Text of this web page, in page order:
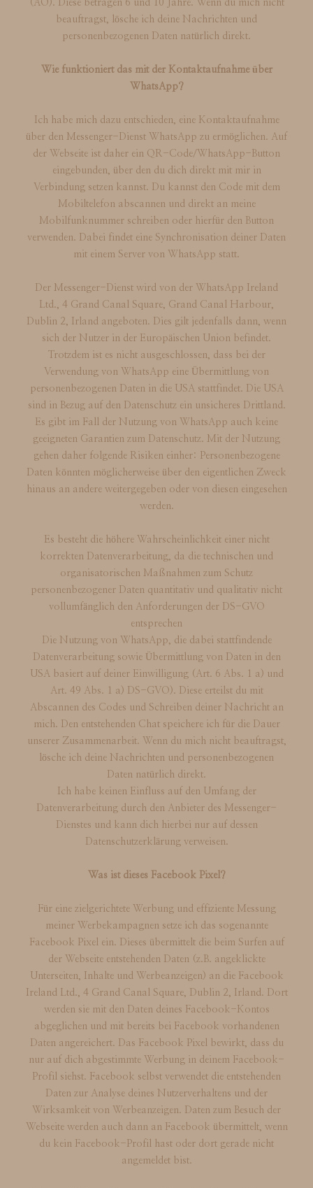
(AO). Diese betragen 6 und 10 Jahre. Wenn du mich nicht
beauftragst, lösche ich deine Nachrichten und
personenbezogenen Daten natürlich direkt.
Wie funktioniert das mit der Kontaktaufnahme über
WhatsApp?
Ich habe mich dazu entschieden, eine Kontaktaufnahme
über den Messenger-Dienst WhatsApp zu ermöglichen. Auf
der Webseite ist daher ein QR-Code/WhatsApp-Button
eingebunden, über den du dich direkt mit mir in
Verbindung setzen kannst. Du kannst den Code mit dem
Mobiltelefon abscannen und direkt an meine
Mobilfunknummer schreiben oder hierfür den Button
verwenden. Dabei findet eine Synchronisation deiner Daten
mit einem Server von WhatsApp statt.
Der Messenger-Dienst wird von der WhatsApp Ireland
Ltd., 4 Grand Canal Square, Grand Canal Harbour,
Dublin 2, Irland angeboten. Dies gilt jedenfalls dann, wenn
sich der Nutzer in der Europäischen Union befindet.
Trotzdem ist es nicht ausgeschlossen, dass bei der
Verwendung von WhatsApp eine Übermittlung von
personenbezogenen Daten in die USA stattfindet. Die USA
sind in Bezug auf den Datenschutz ein unsicheres Drittland.
Es gibt im Fall der Nutzung von WhatsApp auch keine
geeigneten Garantien zum Datenschutz. Mit der Nutzung
gehen daher folgende Risiken einher: Personenbezogene
Daten könnten möglicherweise über den eigentlichen Zweck
hinaus an andere weitergegeben oder von diesen eingesehen
werden.
Es besteht die höhere Wahrscheinlichkeit einer nicht
korrekten Datenverarbeitung, da die technischen und
organisatorischen Maßnahmen zum Schutz
personenbezogener Daten quantitativ und qualitativ nicht
vollumfänglich den Anforderungen der DS-GVO
entsprechen
Die Nutzung von WhatsApp, die dabei stattfindende
Datenverarbeitung sowie Übermittlung von Daten in den
USA basiert auf deiner Einwilligung (Art. 6 Abs. 1 a) und
Art. 49 Abs. 1 a) DS-GVO). Diese erteilst du mit
Abscannen des Codes und Schreiben deiner Nachricht an
mich. Den entstehenden Chat speichere ich für die Dauer
unserer Zusammenarbeit. Wenn du mich nicht beauftragst,
lösche ich deine Nachrichten und personenbezogenen
Daten natürlich direkt.
Ich habe keinen Einfluss auf den Umfang der
Datenverarbeitung durch den Anbieter des Messenger-
Dienstes und kann dich hierbei nur auf dessen
Datenschutzerklärung verweisen.
Was ist dieses Facebook Pixel?
Für eine zielgerichtete Werbung und effiziente Messung
meiner Werbekampagnen setze ich das sogenannte
Facebook Pixel ein. Dieses übermittelt die beim Surfen auf
der Webseite entstehenden Daten (z.B. angeklickte
Unterseiten, Inhalte und Werbeanzeigen) an die Facebook
Ireland Ltd., 4 Grand Canal Square, Dublin 2, Irland. Dort
werden sie mit den Daten deines Facebook-Kontos
abgeglichen und mit bereits bei Facebook vorhandenen
Daten angereichert. Das Facebook Pixel bewirkt, dass du
nur auf dich abgestimmte Werbung in deinem Facebook-
Profil siehst. Facebook selbst verwendet die entstehenden
Daten zur Analyse deines Nutzerverhaltens und der
Wirksamkeit von Werbeanzeigen. Daten zum Besuch der
Webseite werden auch dann an Facebook übermittelt, wenn
du kein Facebook-Profil hast oder dort gerade nicht
angemeldet bist.